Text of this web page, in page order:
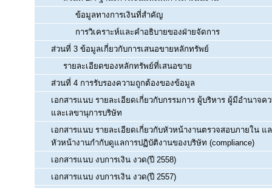
ข้อมูลทางการเงินที่สำคัญ
การวิเคราะห์และคำอธิบายของฝ่ายจัดการ
ส่วนที่ 3 ข้อมูลเกี่ยวกับการเสนอขายหลักทรัพย์
รายละเอียดของหลักทรัพย์ที่เสนอขาย
ส่วนที่ 4 การรับรองความถูกต้องของข้อมูล
เอกสารแนบ รายละเอียดเกี่ยวกับกรรมการ ผู้บริหาร ผู้มีอำนาจค
และเลขานุการบริษัท
เอกสารแนบ รายละเอียดเกี่ยวกับหัวหน้างานตรวจสอบภายใน แ
หัวหน้างานกำกับดูแลการปฏิบัติงานของบริษัท (compliance)
เอกสารแนบ งบการเงิน งวด(ปี 2558)
เอกสารแนบ งบการเงิน งวด(ปี 2557)